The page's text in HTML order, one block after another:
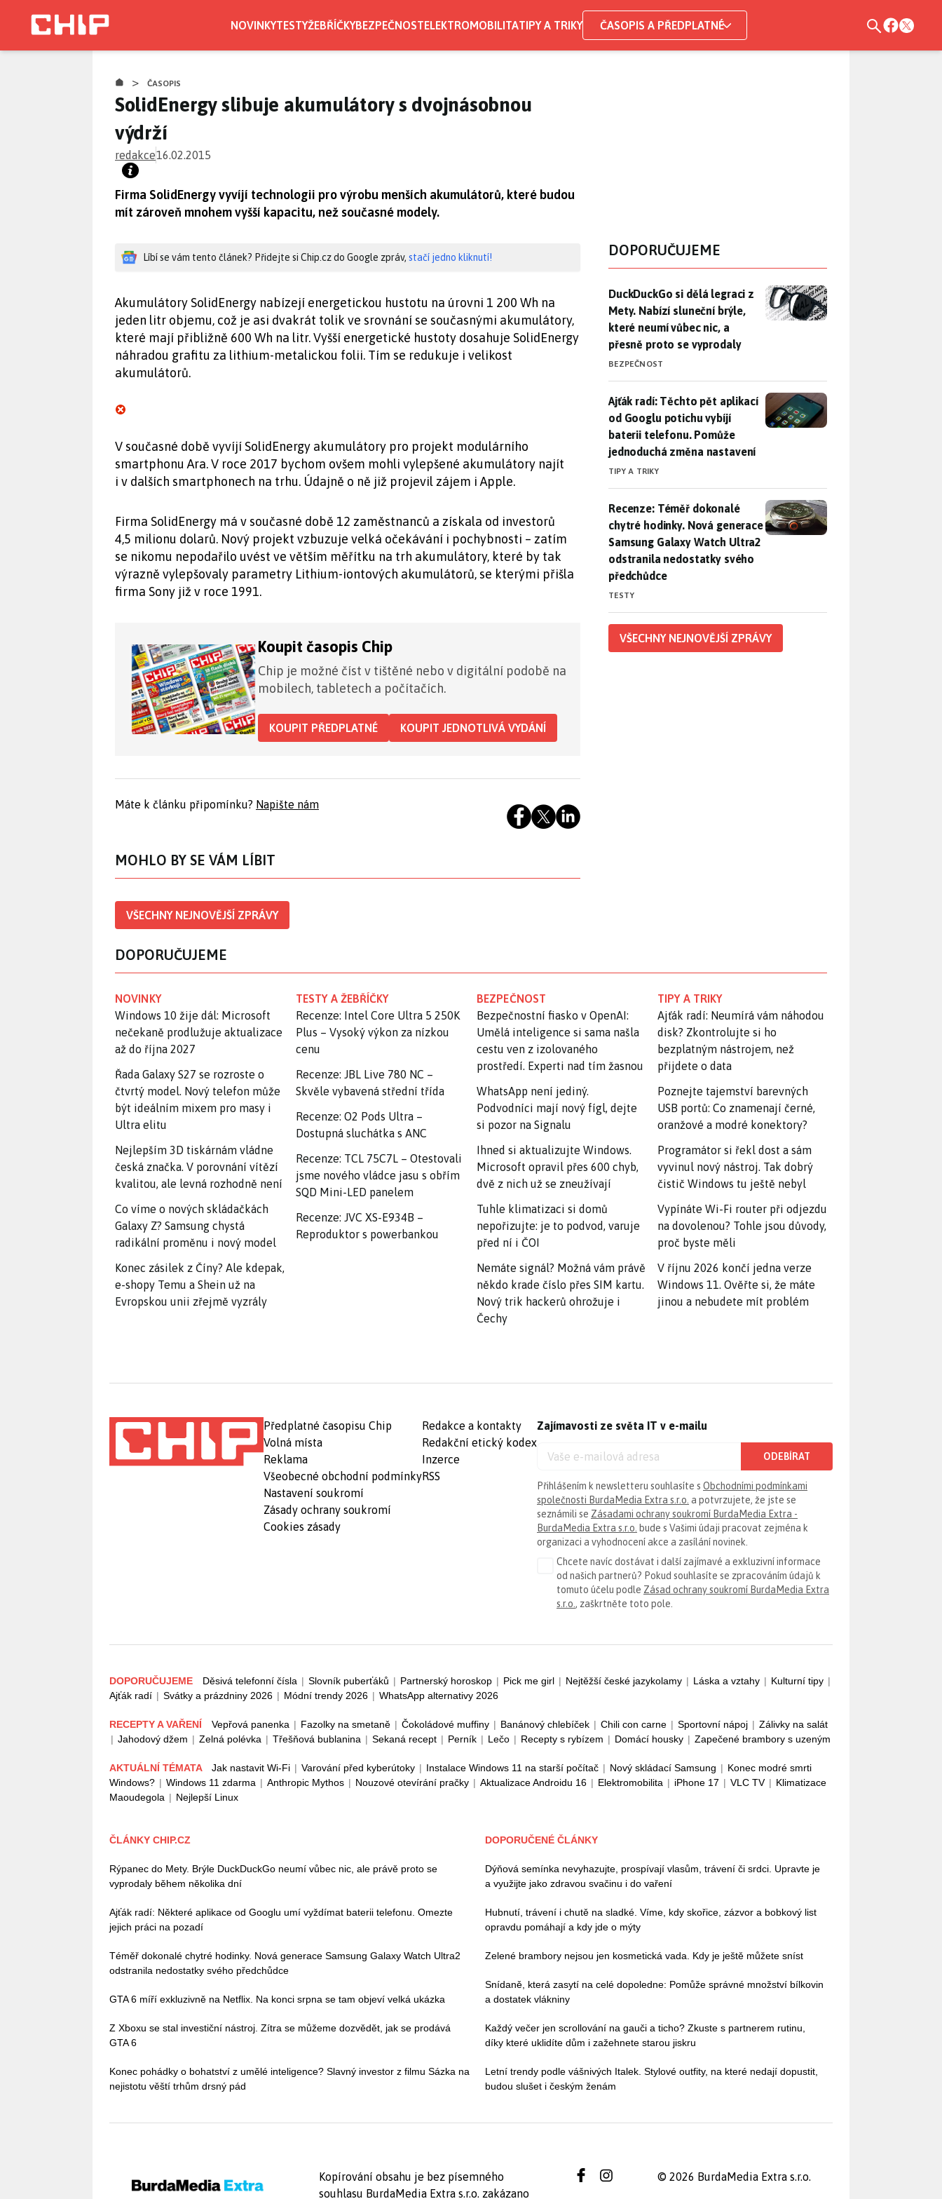
NOVINKYTESTYŽEBŘÍČKYBEZPEČNOSTELEKTROMOBILITATIPY A TRIKY ČASOPIS A PŘEDPLATNÉ
> ČASOPIS
SolidEnergy slibuje akumulátory s dvojnásobnou
výdrží
redakce16.02.2015
Firma SolidEnergy vyvíjí technologii pro výrobu menších akumulátorů, které budou
mít zároveň mnohem vyšší kapacitu, než současné modely.
Líbí se vám tento článek? Přidejte si Chip.cz do Google zpráv, stačí jedno kliknutí!
Akumulátory SolidEnergy nabízejí energetickou hustotu na úrovni 1 200 Wh na
jeden litr objemu, což je asi dvakrát tolik ve srovnání se současnými akumulátory,
které mají přibližně 600 Wh na litr. Vyšší energetické hustoty dosahuje SolidEnergy
náhradou grafitu za lithium-metalickou folii. Tím se redukuje i velikost
akumulátorů.
V současné době vyvíjí SolidEnergy akumulátory pro projekt modulárního
smartphonu Ara. V roce 2017 bychom ovšem mohli vylepšené akumulátory najít
i v dalších smartphonech na trhu. Údajně o ně již projevil zájem i Apple.
Firma SolidEnergy má v současné době 12 zaměstnanců a získala od investorů
4,5 milionu dolarů. Nový projekt vzbuzuje velká očekávání i pochybnosti – zatím
se nikomu nepodařilo uvést ve větším měřítku na trh akumulátory, které by tak
výrazně vylepšovaly parametry Lithium-iontových akumulátorů, se kterými přišla
firma Sony již v roce 1991.
Koupit časopis Chip
Chip je možné číst v tištěné nebo v digitální podobě na
mobilech, tabletech a počítačích.
KOUPIT PŘEDPLATNÉ KOUPIT JEDNOTLIVÁ VYDÁNÍ
Máte k článku připomínku? Napište nám
MOHLO BY SE VÁM LÍBIT
VŠECHNY NEJNOVĚJŠÍ ZPRÁVY
DOPORUČUJEME
DuckDuckGo si dělá legraci z Mety. Nabízí sluneční brýle, které
DuckDuckGo si dělá legraci z
Mety. Nabízí sluneční brýle,
které neumí vůbec nic, a
přesně proto se vyprodaly
BEZPEČNOST
Ajťák radí: Těchto pět aplikací od Googlu potichu vybíjí baterii
Ajťák radí: Těchto pět aplikací
od Googlu potichu vybíjí
baterii telefonu. Pomůže
jednoduchá změna nastavení
TIPY A TRIKY
Recenze: Téměř dokonalé chytré hodinky. Nová generace
Recenze: Téměř dokonalé
chytré hodinky. Nová generace
Samsung Galaxy Watch Ultra2
odstranila nedostatky svého
předchůdce
TESTY
VŠECHNY NEJNOVĚJŠÍ ZPRÁVY
DOPORUČUJEME
NOVINKY
Windows 10 žije dál: Microsoft
nečekaně prodlužuje aktualizace
až do října 2027
Řada Galaxy S27 se rozroste o
čtvrtý model. Nový telefon může
být ideálním mixem pro masy i
Ultra elitu
Nejlepším 3D tiskárnám vládne
česká značka. V porovnání vítězí
kvalitou, ale levná rozhodně není
Co víme o nových skládačkách
Galaxy Z? Samsung chystá
radikální proměnu i nový model
Konec zásilek z Číny? Ale kdepak,
e-shopy Temu a Shein už na
Evropskou unii zřejmě vyzrály
TESTY A ŽEBŘÍČKY
Recenze: Intel Core Ultra 5 250K
Plus – Vysoký výkon za nízkou
cenu
Recenze: JBL Live 780 NC –
Skvěle vybavená střední třída
Recenze: O2 Pods Ultra –
Dostupná sluchátka s ANC
Recenze: TCL 75C7L – Otestovali
jsme nového vládce jasu s obřím
SQD Mini-LED panelem
Recenze: JVC XS-E934B –
Reproduktor s powerbankou
BEZPEČNOST
Bezpečnostní fiasko v OpenAI:
Umělá inteligence si sama našla
cestu ven z izolovaného
prostředí. Experti nad tím žasnou
WhatsApp není jediný.
Podvodníci mají nový fígl, dejte
si pozor na Signalu
Ihned si aktualizujte Windows.
Microsoft opravil přes 600 chyb,
dvě z nich už se zneužívají
Tuhle klimatizaci si domů
nepořizujte: je to podvod, varuje
před ní i ČOI
Nemáte signál? Možná vám právě
někdo krade číslo přes SIM kartu.
Nový trik hackerů ohrožuje i
Čechy
TIPY A TRIKY
Ajťák radí: Neumírá vám náhodou
disk? Zkontrolujte si ho
bezplatným nástrojem, než
přijdete o data
Poznejte tajemství barevných
USB portů: Co znamenají černé,
oranžové a modré konektory?
Programátor si řekl dost a sám
vyvinul nový nástroj. Tak dobrý
čistič Windows tu ještě nebyl
Vypínáte Wi-Fi router při odjezdu
na dovolenou? Tohle jsou důvody,
proč byste měli
V říjnu 2026 končí jedna verze
Windows 11. Ověřte si, že máte
jinou a nebudete mít problém
Předplatné časopisu Chip
Volná místa
Reklama
Všeobecné obchodní podmínky
Nastavení soukromí
Zásady ochrany soukromí
Cookies zásady
Redakce a kontakty
Redakční etický kodex
Inzerce
RSS
Zajímavosti ze světa IT v e-mailu
ODEBÍRAT
Přihlášením k newsletteru souhlasíte s Obchodními podmínkami
společnosti BurdaMedia Extra s.r.o. a potvrzujete, že jste se
seznámili se Zásadami ochrany soukromí BurdaMedia Extra -
BurdaMedia Extra s.r.o. bude s Vašimi údaji pracovat zejména k
organizaci a vyhodnocení akce a zasílání novinek.
Chcete navíc dostávat i další zajímavé a exkluzivní informace
od našich partnerů? Pokud souhlasíte se zpracováním údajů k
tomuto účelu podle Zásad ochrany soukromí BurdaMedia Extra
s.r.o. , zaškrtněte toto pole.
DOPORUČUJEME Děsivá telefonní čísla | Slovník puberťáků | Partnerský horoskop | Pick me girl | Nejtěžší české jazykolamy | Láska a vztahy | Kulturní tipy |
Ajťák radí | Svátky a prázdniny 2026 | Módní trendy 2026 | WhatsApp alternativy 2026
RECEPTY A VAŘENÍ Vepřová panenka | Fazolky na smetaně | Čokoládové muffiny | Banánový chlebíček | Chili con carne | Sportovní nápoj | Zálivky na salát
| Jahodový džem | Zelná polévka | Třešňová bublanina | Sekaná recept | Perník | Lečo | Recepty s rybízem | Domácí housky | Zapečené brambory s uzeným
AKTUÁLNÍ TÉMATA Jak nastavit Wi-Fi | Varování před kyberútoky | Instalace Windows 11 na starší počítač | Nový skládací Samsung | Konec modré smrti
Windows? | Windows 11 zdarma | Anthropic Mythos | Nouzové otevírání pračky | Aktualizace Androidu 16 | Elektromobilita | iPhone 17 | VLC TV | Klimatizace
Maoudegola | Nejlepší Linux
ČLÁNKY CHIP.CZ
Rýpanec do Mety. Brýle DuckDuckGo neumí vůbec nic, ale právě proto se
vyprodaly během několika dní
Ajťák radí: Některé aplikace od Googlu umí vyždímat baterii telefonu. Omezte
jejich práci na pozadí
Téměř dokonalé chytré hodinky. Nová generace Samsung Galaxy Watch Ultra2
odstranila nedostatky svého předchůdce
GTA 6 míří exkluzivně na Netflix. Na konci srpna se tam objeví velká ukázka
Z Xboxu se stal investiční nástroj. Zítra se můžeme dozvědět, jak se prodává
GTA 6
Konec pohádky o bohatství z umělé inteligence? Slavný investor z filmu Sázka na
nejistotu věští trhům drsný pád
DOPORUČENÉ ČLÁNKY
Dýňová semínka nevyhazujte, prospívají vlasům, trávení či srdci. Upravte je
a využijte jako zdravou svačinu i do vaření
Hubnutí, trávení i chutě na sladké. Víme, kdy skořice, zázvor a bobkový list
opravdu pomáhají a kdy jde o mýty
Zelené brambory nejsou jen kosmetická vada. Kdy je ještě můžete sníst
Snídaně, která zasytí na celé dopoledne: Pomůže správné množství bílkovin
a dostatek vlákniny
Každý večer jen scrollování na gauči a ticho? Zkuste s partnerem rutinu,
díky které uklidíte dům i zažehnete starou jiskru
Letní trendy podle vášnivých Italek. Stylové outfity, na které nedají dopustit,
budou slušet i českým ženám
Kopírování obsahu je bez písemného
souhlasu BurdaMedia Extra s.r.o. zakázano
© 2026 BurdaMedia Extra s.r.o.